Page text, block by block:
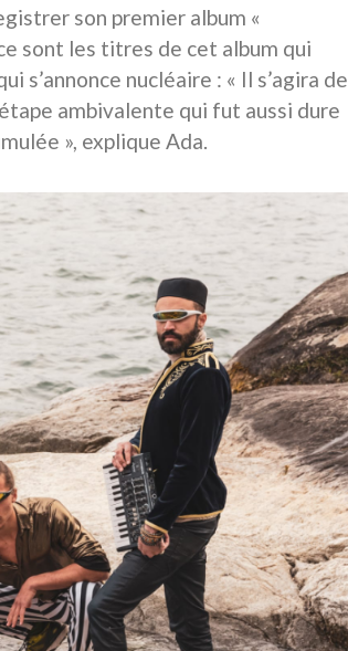
son premier album «
sont les titres de cet album qui
s’annonce nucléaire : « Il s’agira de
ambivalente qui fut aussi dure
», explique Ada.